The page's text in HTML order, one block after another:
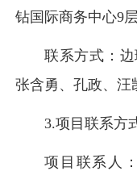
钻国际商务中心9
联系方式：边
张含勇、孔政、汪
3.项目联系方
项目联系人